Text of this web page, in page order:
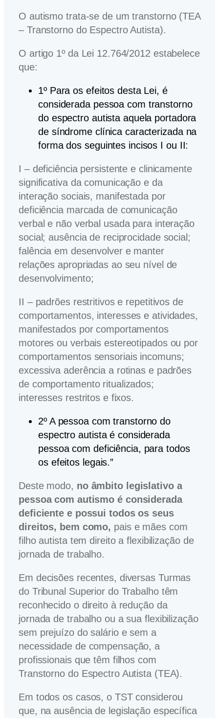
O autismo trata-se de um transtorno (TEA
– Transtorno do Espectro Autista).
O artigo 1º da Lei 12.764/2012 estabelece
que:
1º Para os efeitos desta Lei, é
considerada pessoa com transtorno
do espectro autista aquela portadora
de síndrome clínica caracterizada na
forma dos seguintes incisos I ou II:
I – deficiência persistente e clinicamente
significativa da comunicação e da
interação sociais, manifestada por
deficiência marcada de comunicação
verbal e não verbal usada para interação
social; ausência de reciprocidade social;
falência em desenvolver e manter
relações apropriadas ao seu nível de
desenvolvimento;
II – padrões restritivos e repetitivos de
comportamentos, interesses e atividades,
manifestados por comportamentos
motores ou verbais estereotipados ou por
comportamentos sensoriais incomuns;
excessiva aderência a rotinas e padrões
de comportamento ritualizados;
interesses restritos e fixos.
2º A pessoa com transtorno do
espectro autista é considerada
pessoa com deficiência, para todos
os efeitos legais.”
Deste modo, no âmbito legislativo a
pessoa com autismo é considerada
deficiente e possui todos os seus
direitos, bem como, pais e mães com
filho autista tem direito a flexibilização de
jornada de trabalho.
Em decisões recentes, diversas Turmas
do Tribunal Superior do Trabalho têm
reconhecido o direito à redução da
jornada de trabalho ou a sua flexibilização
sem prejuízo do salário e sem a
necessidade de compensação, a
profissionais que têm filhos com
Transtorno do Espectro Autista (TEA).
Em todos os casos, o TST considerou
que, na ausência de legislação específica